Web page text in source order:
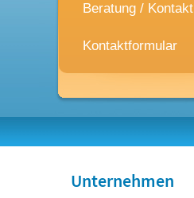
Unternehmen
Beratung / Kontakt
Kontaktformular